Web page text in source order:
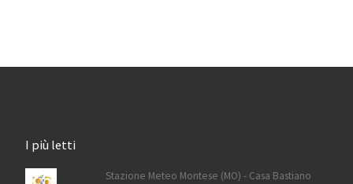
I più letti
Stazione Meteo Montese (MO) - Casa Bastiano